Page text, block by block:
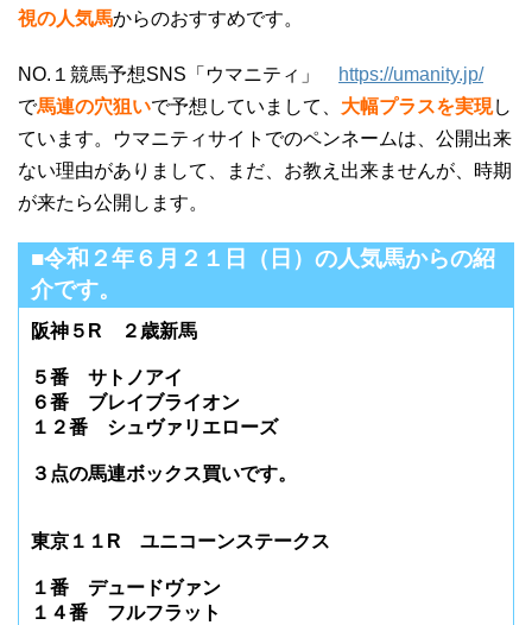
視の人気馬からのおすすめです。
NO.１競馬予想SNS「ウマニティ」
https://umanity.jp/
で馬連の穴狙いで予想していまして、 大幅プラスを実現し
ています。ウマニティサイトでのペンネームは、公開出来
ない理由がありまして、まだ、お教え出来ませんが、時期
が来たら公開します。
■令和２年６月２１日（日）の人気馬からの紹
介です。
阪神５R ２歳新馬
５番 サトノアイ
６番 ブレイブライオン
１２番 シュヴァリエローズ
３点の馬連ボックス買いです。
東京１１R ユニコーンステークス
１番 デュードヴァン
１４番 フルフラット